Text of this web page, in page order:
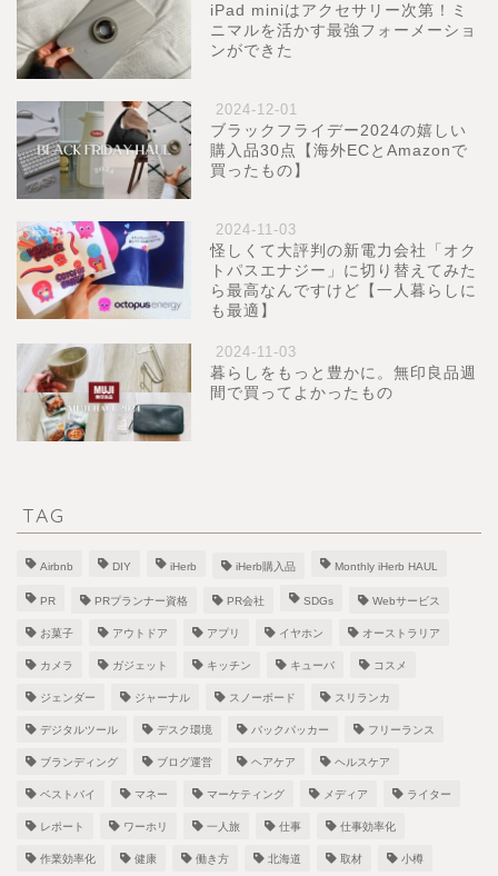
iPad miniはアクセサリー次第！ミ
ニマルを活かす最強フォーメーショ
ンができた
2024-12-01
ブラックフライデー2024の嬉しい
購入品30点【海外ECとAmazonで
買ったもの】
2024-11-03
怪しくて大評判の新電力会社「オク
トパスエナジー」に切り替えてみた
ら最高なんですけど【一人暮らしに
も最適】
2024-11-03
暮らしをもっと豊かに。無印良品週
間で買ってよかったもの
TAG
Airbnb DIY iHerb iHerb購入品 Monthly iHerb HAUL
PR PRプランナー資格 PR会社 SDGs Webサービス
お菓子 アウトドア アプリ イヤホン オーストラリア
カメラ ガジェット キッチン キューバ コスメ
ジェンダー ジャーナル スノーボード スリランカ
デジタルツール デスク環境 バックパッカー フリーランス
ブランディング ブログ運営 ヘアケア ヘルスケア
ベストバイ マネー マーケティング メディア ライター
レポート ワーホリ 一人旅 仕事 仕事効率化
作業効率化 健康 働き方 北海道 取材 小樽